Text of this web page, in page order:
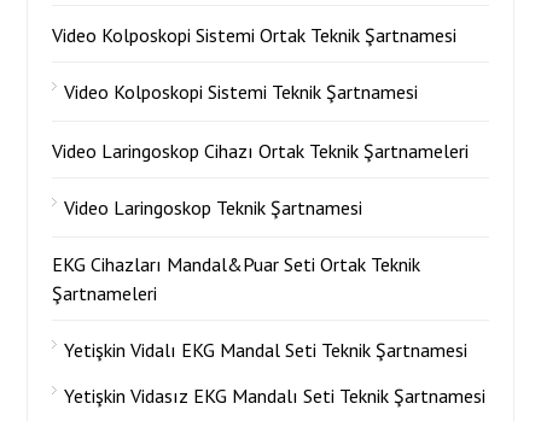
Video Kolposkopi Sistemi Ortak Teknik Şartnamesi
Video Kolposkopi Sistemi Teknik Şartnamesi
Video Laringoskop Cihazı Ortak Teknik Şartnameleri
Video Laringoskop Teknik Şartnamesi
EKG Cihazları Mandal&Puar Seti Ortak Teknik
Şartnameleri
Yetişkin Vidalı EKG Mandal Seti Teknik Şartnamesi
Yetişkin Vidasız EKG Mandalı Seti Teknik Şartnamesi